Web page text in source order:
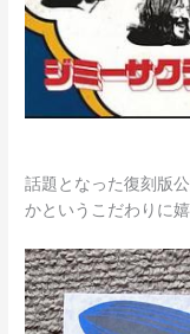
話題となった復刻版
かというこだわりに